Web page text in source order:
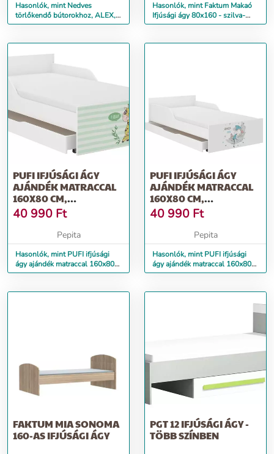
Hasonlók, mint Nedves
törlőkendő bútorokhoz, ALEX,
30 db
Hasonlók, mint Faktum Makaó
Ifjúsági ágy 80x160 - szilva-
juhar
PUFI IFJÚSÁGI ÁGY
AJÁNDÉK MATRACCAL
160X80 CM,
ÁGYNEMŰTARTÓ
NÉLKÜ...
40 990 Ft
Pepita
Hasonlók, mint PUFI ifjúsági
ágy ajándék matraccal 160x80
cm, ágyneműtartó nélkü...
PUFI IFJÚSÁGI ÁGY
AJÁNDÉK MATRACCAL
160X80 CM,
ÁGYNEMŰTARTÓ
NÉLK...
40 990 Ft
Pepita
Hasonlók, mint PUFI ifjúsági
ágy ajándék matraccal 160x80
cm, ágyneműtartó nélk...
FAKTUM MIA SONOMA
160-AS IFJÚSÁGI ÁGY
PGT 12 IFJÚSÁGI ÁGY -
TÖBB SZÍNBEN